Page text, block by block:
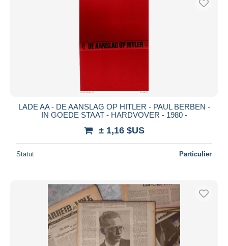
LADE AA - DE AANSLAG OP HITLER - PAUL BERBEN -
IN GOEDE STAAT - HARDVOVER - 1980 -
± 1,16 $US
Statut Particulier